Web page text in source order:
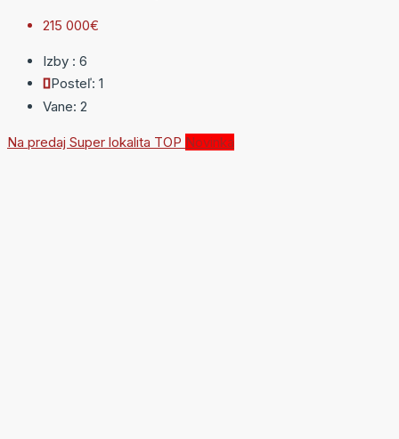
215 000€
Izby : 6
Posteľ: 1
Vane: 2
Na predaj Super lokalita TOP Novinka